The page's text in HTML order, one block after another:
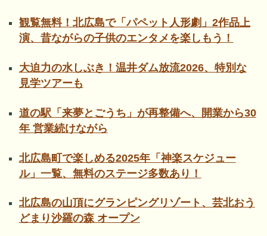
観覧無料！北広島で「パペット人形劇」2作品上
演、昔ながらの子供のエンタメを楽しもう！
大迫力の水しぶき！温井ダム放流2026、特別な
見学ツアーも
道の駅「来夢とごうち」が再整備へ、開業から30
年 営業続けながら
北広島町で楽しめる2025年「神楽スケジュー
ル」一覧、無料のステージ多数あり！
北広島の山頂にグランピングリゾート、芸北おう
どまり沙羅の森 オープン